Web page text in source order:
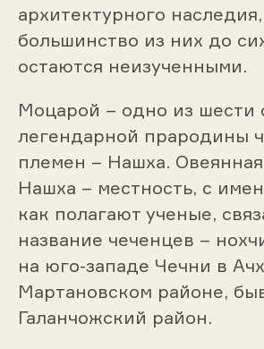
архитектурного наследия,
большинство из них до
остаются неизученными.
Моцарой – одно из шести
легендарной прародины
племен – Нашха.
Нашха – местность, с
как полагают ученые,
название чеченцев –
на юго-западе Чечни в
Мартановском районе,
Галанчожский район.